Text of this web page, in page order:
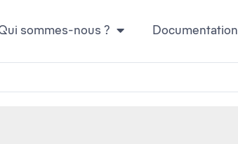
sommes-nous ? Documentation